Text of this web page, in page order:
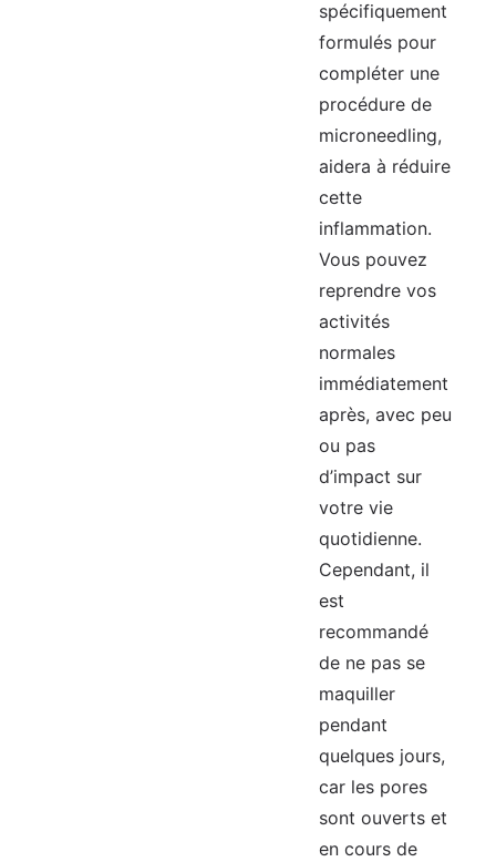
spécifiquement
formulés pour
compléter une
procédure de
microneedling,
aidera à réduire
cette
inflammation.
Vous pouvez
reprendre vos
activités
normales
immédiatement
après, avec peu
ou pas
d’impact sur
votre vie
quotidienne.
Cependant, il
est
recommandé
de ne pas se
maquiller
pendant
quelques jours,
car les pores
sont ouverts et
en cours de